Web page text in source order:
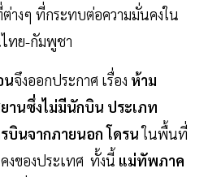
งๆ ที่กระทบต่อความมั่นคงใน
ทย-กัมพูชา
นจึงออกประกาศ เรื่อง ห้าม
านซึ่งไม่มีนักบิน ประเภท
บินจากภายนอก โดรนในพื้นที่
งของประเทศ ทั้งนี้ แม่ทัพภาค